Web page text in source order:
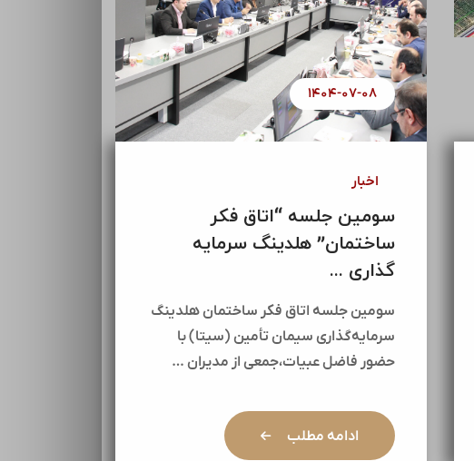
۱۴۰۴-۰۷-۰۸
اخبار
سومین جلسه “اتاق فکر
ساختمان” هلدینگ سرمایه
گذاری ...
سومین جلسه اتاق فکر ساختمان هلدینگ
سرمایه‌گذاری سیمان تأمین (سیتا) با
حضور فاضل عبیات،جمعی از مدیران …
ادامه مطلب